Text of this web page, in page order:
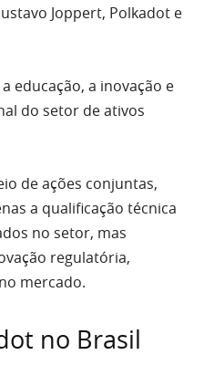
Joppert, Polkadot e
educação, a inovação e
do setor de ativos
de ações conjuntas,
a qualificação técnica
no setor, mas
regulatória,
mercado.
no Brasil